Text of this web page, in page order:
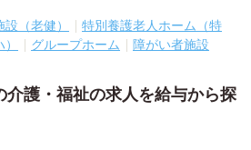
（老健）
特別養護老人ホーム（特
グループホーム 障がい者施設
介護・福祉の求人を給与から探